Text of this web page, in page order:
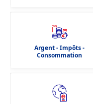
Argent - Impôts -
Consommation